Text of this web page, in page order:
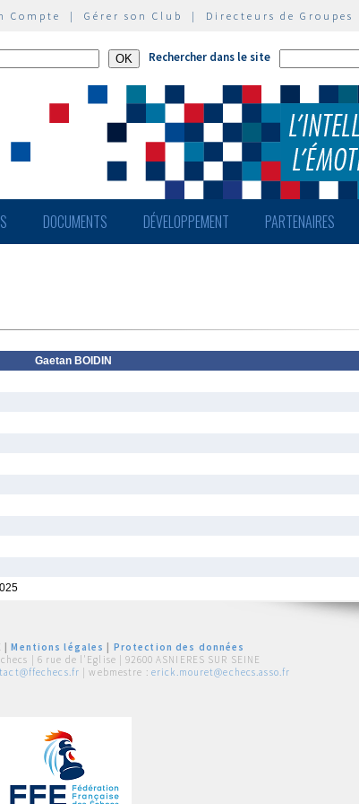
Compte | Gérer son Club | Directeurs de Groupes
Rechercher dans le site
DOCUMENTS DÉVELOPPEMENT PARTENAIRES
Gaetan BOIDIN
|Mentions légales
Protection des données
| 6 rue de l'Eglise | 92600 ASNIERES SUR SEINE
| webmestre : erick.mouret@echecs.asso.fr